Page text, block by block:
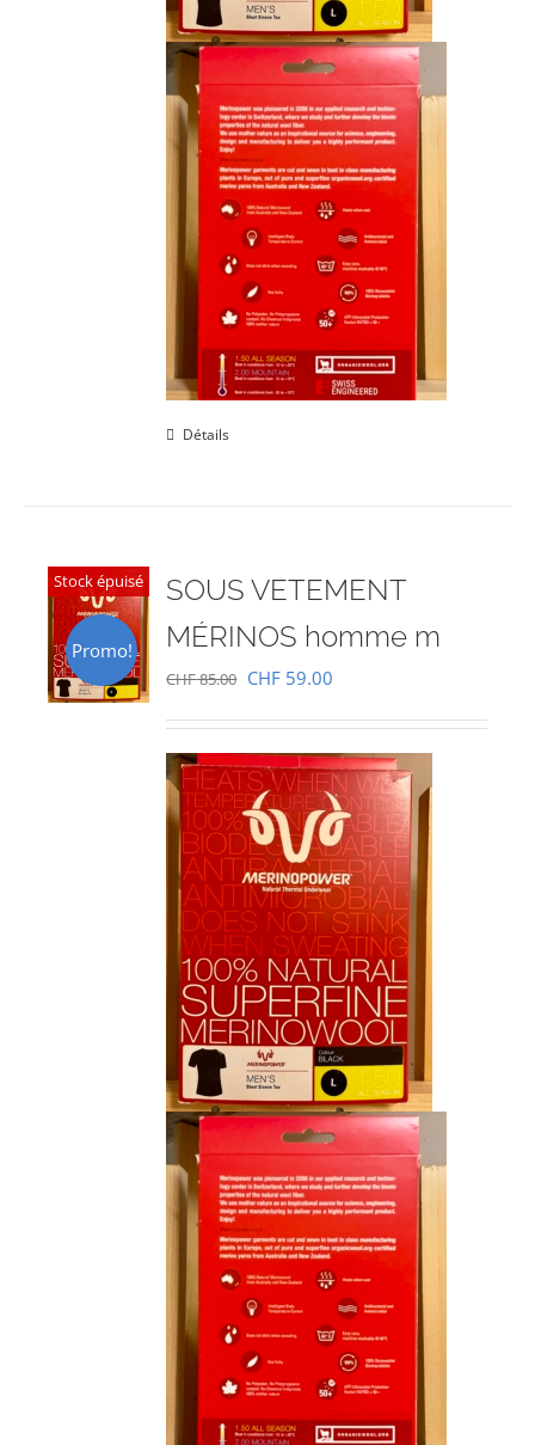
Détails
Stock épuisé
Promo!
SOUS VETEMENT
MÉRINOS homme m
CHF85.00 Le
initial
était :
CHF 85.00.
CHF 59.00
actuel
est :
CHF 59.00.